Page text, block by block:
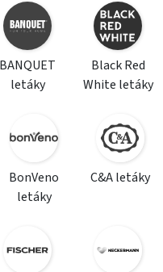
BANQUET
letáky
Black Red
White letáky
BonVeno
letáky
C&A letáky